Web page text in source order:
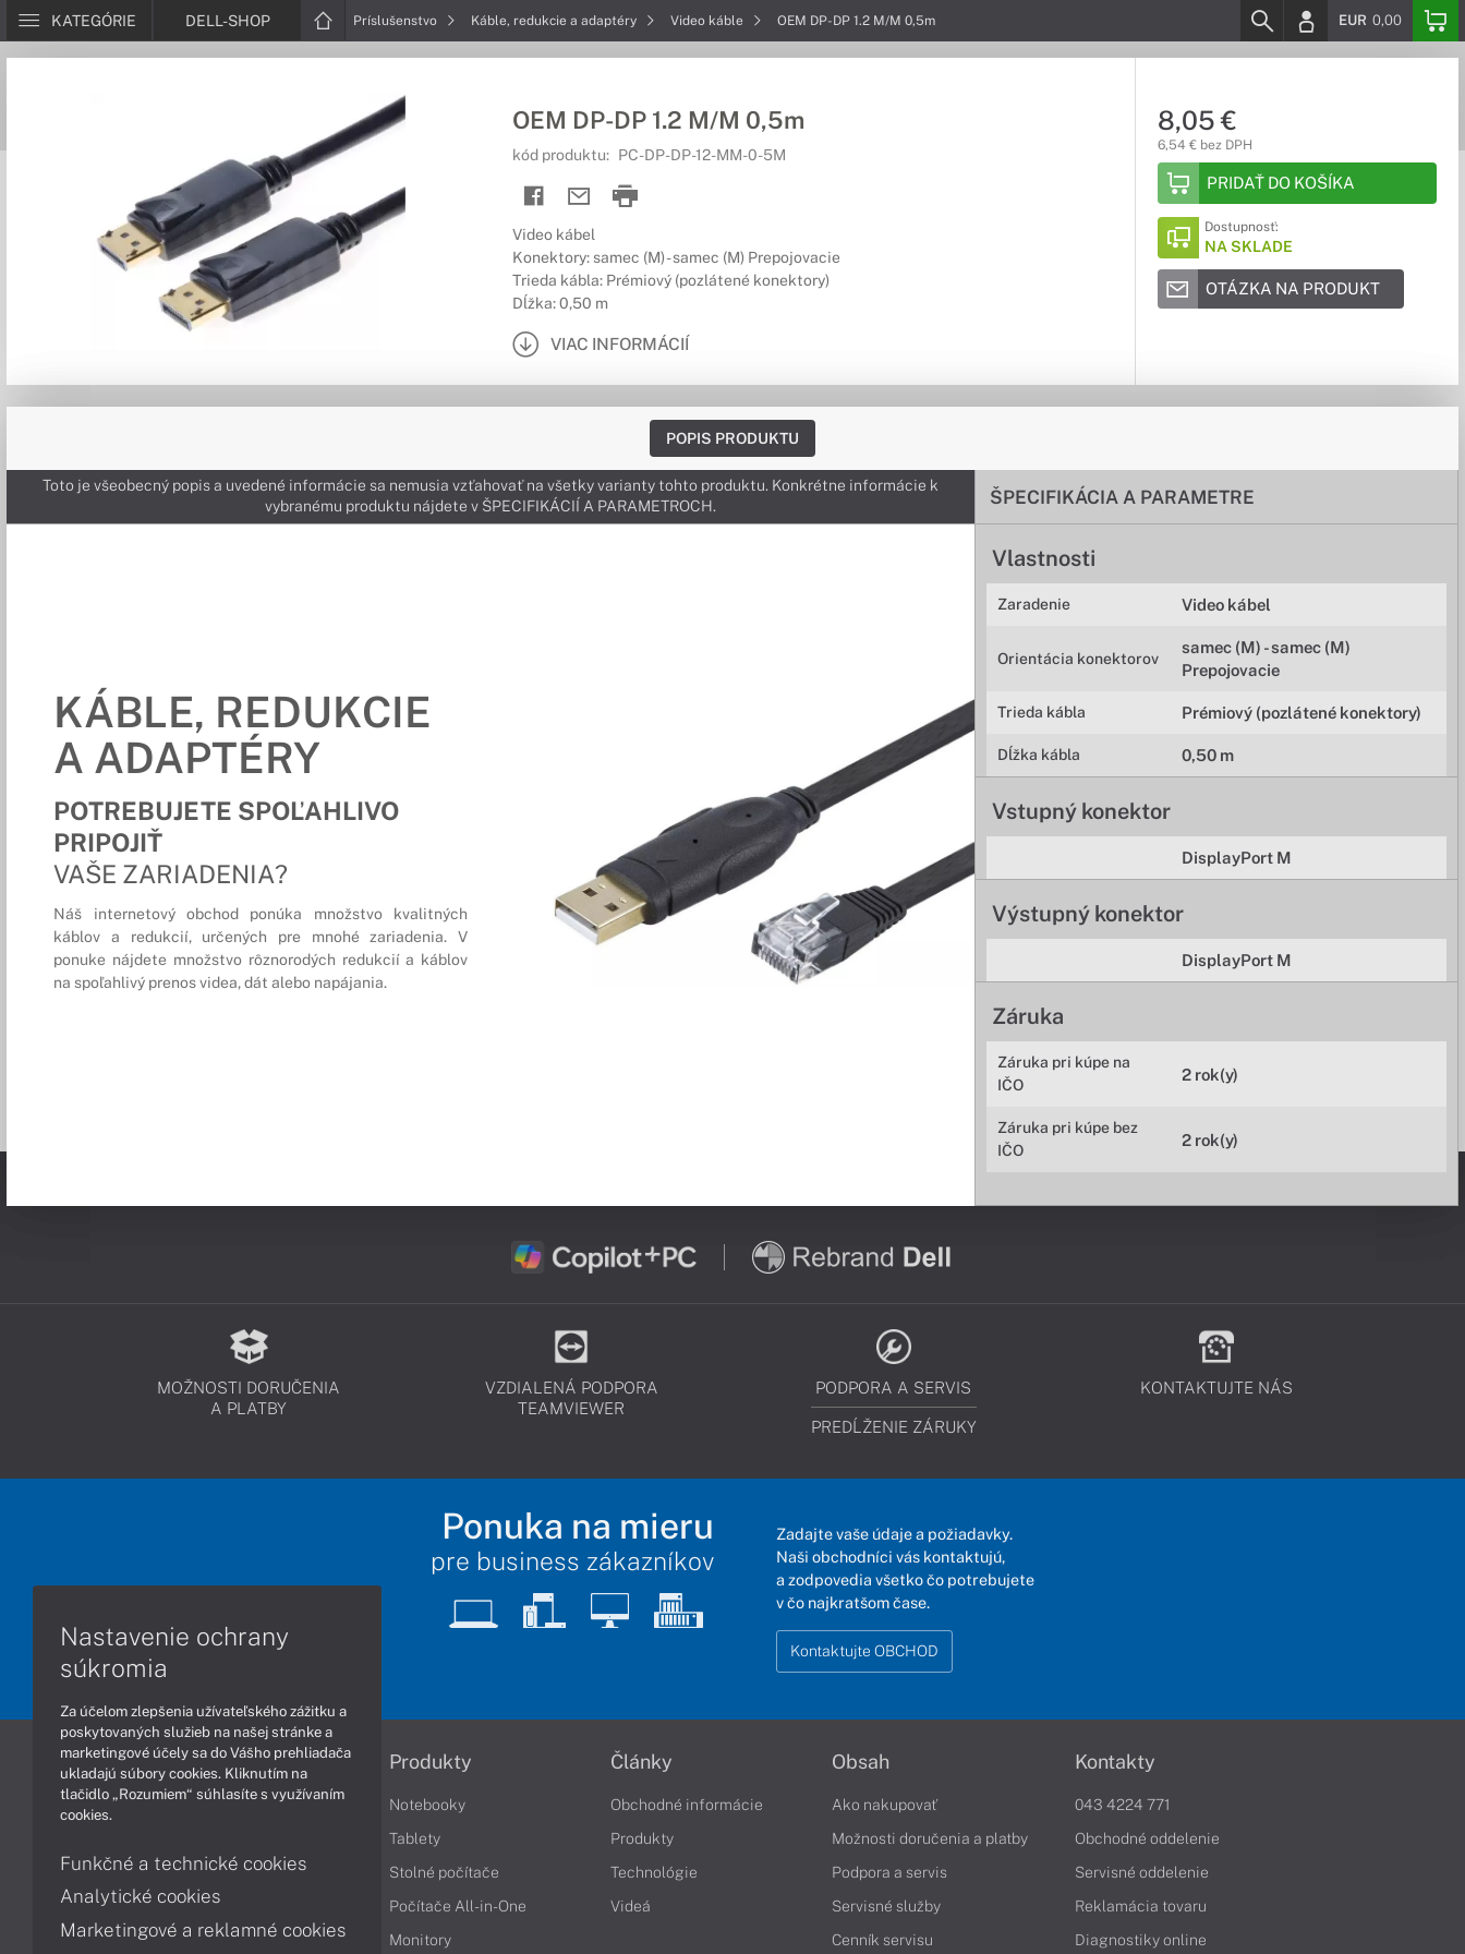
KATEGÓRIE DELL-SHOP Príslušenstvo Káble, redukcie a adaptéry Video káble OEM DP-DP 1.2 M/M 0,5m EUR 0,00
OEM DP-DP 1.2 M/M 0,5m
kód produktu: PC-DP-DP-12-MM-0-5M
Video kábel
Konektory: samec (M) - samec (M) Prepojovacie
Trieda kábla: Prémiový (pozlátené konektory)
Dĺžka: 0,50 m
VIAC INFORMÁCIÍ
8,05 €
6,54 € bez DPH
PRIDAŤ DO KOŠÍKA
Dostupnosť:
NA SKLADE
OTÁZKA NA PRODUKT
POPIS PRODUKTU
ŠPECIFIKÁCIA A PARAMETRE
Vlastnosti
Zaradenie Video kábel
Orientácia konektorov
samec (M) - samec (M)
Prepojovacie
Trieda kábla Prémiový (pozlátené konektory)
Dĺžka kábla 0,50 m
Vstupný konektor
DisplayPort M
Výstupný konektor
DisplayPort M
Záruka
Záruka pri kúpe na
IČO
2 rok(y)
Záruka pri kúpe bez
IČO
2 rok(y)
Toto je všeobecný popis a uvedené informácie sa nemusia vzťahovať na všetky varianty tohto produktu. Konkrétne informácie k
vybranému produktu nájdete v ŠPECIFIKÁCIÍ A PARAMETROCH.
KÁBLE, REDUKCIE
A ADAPTÉRY
POTREBUJETE SPOĽAHLIVO
PRIPOJIŤ
VAŠE ZARIADENIA?
Náš internetový obchod ponúka množstvo kvalitných
káblov a redukcií, určených pre mnohé zariadenia. V
ponuke nájdete množstvo rôznorodých redukcií a káblov
na spoľahlivý prenos videa, dát alebo napájania.
MOŽNOSTI DORUČENIA
A PLATBY
VZDIALENÁ PODPORA
TEAMVIEWER
PODPORA A SERVIS
PREDĹŽENIE ZÁRUKY
KONTAKTUJTE NÁS
Ponuka na mieru
pre business zákazníkov
Zadajte vaše údaje a požiadavky.
Naši obchodníci vás kontaktujú,
a zodpovedia všetko čo potrebujete
v čo najkratšom čase.
Kontaktujte OBCHOD
Informácie
Obchodné podmienky
Ochrana osobných údajov
Vrátenie tovaru
Vyhlásenie o prístupnosti
Produkty
Notebooky
Tablety
Stolné počítače
Počítače All-in-One
Monitory
Články
Obchodné informácie
Produkty
Technológie
Videá
Obsah
Ako nakupovať
Možnosti doručenia a platby
Podpora a servis
Servisné služby
Cenník servisu
Kontakty
043 4224 771
Obchodné oddelenie
Servisné oddelenie
Reklamácia tovaru
Diagnostiky online
Nastavenie ochrany
súkromia
Za účelom zlepšenia užívateľského zážitku a
poskytovaných služieb na našej stránke a
marketingové účely sa do Vášho prehliadača
ukladajú súbory cookies. Kliknutím na
tlačidlo „Rozumiem“ súhlasíte s využívaním
cookies.
Funkčné a technické cookies
Analytické cookies
Marketingové a reklamné cookies